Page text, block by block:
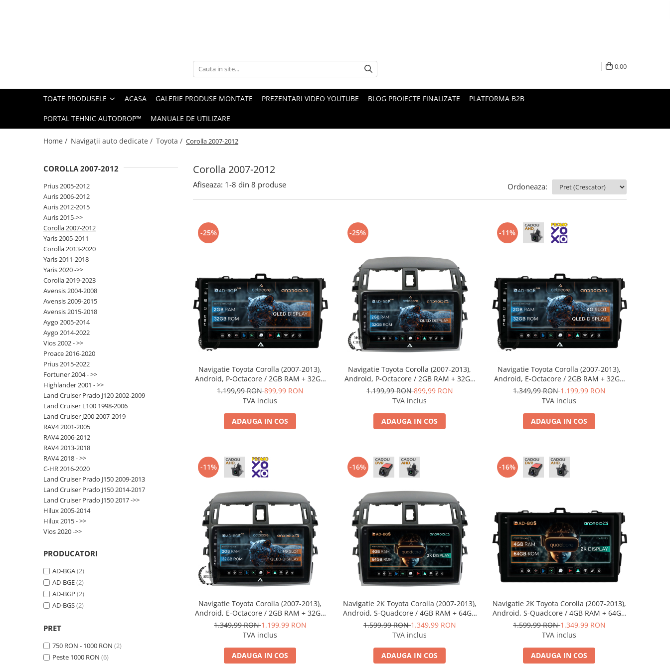
Mercedes Benz
Land Rover
0,00
TOATE PRODUSELE ACASA GALERIE PRODUSE MONTATE PREZENTARI VIDEO YOUTUBE BLOG PROIECTE FINALIZATE PLATFORMA B2B
PORTAL TEHNIC AUTODROP™ MANUALE DE UTILIZARE
Home / Navigații auto dedicate / Toyota / Corolla 2007-2012
Corolla 2007-2012
COROLLA 2007-2012
Prius 2005-2012
Auris 2006-2012
Auris 2012-2015
Auris 2015->>
Corolla 2007-2012
Yaris 2005-2011
Corolla 2013-2020
Yaris 2011-2018
Yaris 2020 ->>
Corolla 2019-2023
Avensis 2004-2008
Avensis 2009-2015
Avensis 2015-2018
Aygo 2005-2014
Aygo 2014-2022
Vios 2002 - >>
Proace 2016-2020
Prius 2015-2022
Fortuner 2004 - >>
Highlander 2001 - >>
Land Cruiser Prado J120 2002-2009
Land Cruiser L100 1998-2006
Land Cruiser J200 2007-2019
RAV4 2001-2005
RAV4 2006-2012
RAV4 2013-2018
RAV4 2018 - >>
C-HR 2016-2020
Land Cruiser Prado J150 2009-2013
Land Cruiser Prado J150 2014-2017
Land Cruiser Prado J150 2017 ->>
Hilux 2005-2014
Hilux 2015 - >>
Vios 2020 ->>
PRODUCATORI
AD-BGA(2)
AD-BGE(2)
AD-BGP (2)
AD-BGS(2)
PRET
750 RON - 1000 RON (2)
Peste 1000 RON (6)
Afiseaza: 1-8 din 8 produse Ordoneaza:
-25%
Navigatie Toyota Corolla (2007-2013),
Android, P-Octacore / 2GB RAM + 32GB
ROM, 9 Inch - AD-BGP9002+AD-
BGRKIT091
1.199,99 RON899,99 RON
TVA inclus
ADAUGA IN COS
-25%
Navigatie Toyota Corolla (2007-2013),
Android, P-Octacore / 2GB RAM + 32GB
ROM, 9 Inch - AD-BGP9002+AD-
BGRKIT067
1.199,99 RON899,99 RON
TVA inclus
ADAUGA IN COS
-11%
Navigatie Toyota Corolla (2007-2013),
Android, E-Octacore / 2GB RAM + 32GB
ROM, 9 Inch - AD-BGE9002+AD-
BGRKIT091
1.349,99 RON1.199,99 RON
TVA inclus
ADAUGA IN COS
-11%
Navigatie Toyota Corolla (2007-2013),
Android, E-Octacore / 2GB RAM + 32GB
ROM, 9 Inch - AD-BGE9002+AD-
BGRKIT067
1.349,99 RON1.199,99 RON
TVA inclus
ADAUGA IN COS
-16%
Navigatie 2K Toyota Corolla (2007-2013),
Android, S-Quadcore / 4GB RAM + 64GB
ROM, 9.5 Inch - AD-BGS90042K+AD-
BGRKIT067
1.599,99 RON1.349,99 RON
TVA inclus
ADAUGA IN COS
-16%
Navigatie 2K Toyota Corolla (2007-2013),
Android, S-Quadcore / 4GB RAM + 64GB
ROM, 9.5 Inch - AD-BGS90042K+AD-
BGRKIT091
1.599,99 RON1.349,99 RON
TVA inclus
ADAUGA IN COS